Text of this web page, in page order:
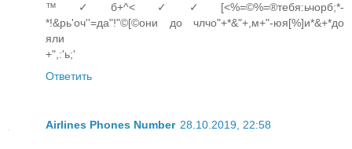
™✓б+^<✓✓[<%=©%=®тебя:ьчорб;*-
*!&рь'оч''=да"!"©[©они до члчо"+*&"+,м+"-юя[%]и*&+*до
яли
+",:'ь;'
Ответить
Airlines Phones Number 28.10.2019, 22:58